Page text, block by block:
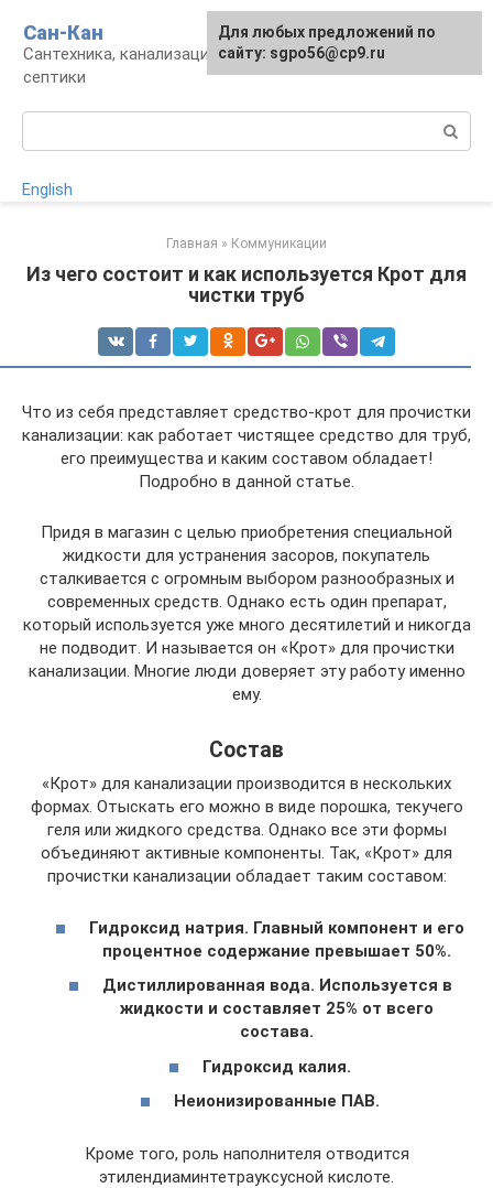
контенту
Сан-Кан
Сантехника, канализация, водопровод,
септики
English
Главная » Коммуникации
Из чего состоит и как используется Крот для
чистки труб
Что из себя представляет средство-крот для прочистки
канализации: как работает чистящее средство для труб,
его преимущества и каким составом обладает!
Подробно в данной статье.
Придя в магазин с целью приобретения специальной
жидкости для устранения засоров, покупатель
сталкивается с огромным выбором разнообразных и
современных средств. Однако есть один препарат,
который используется уже много десятилетий и никогда
не подводит. И называется он «Крот» для прочистки
канализации. Многие люди доверяет эту работу именно
ему.
Состав
«Крот» для канализации производится в нескольких
формах. Отыскать его можно в виде порошка, текучего
геля или жидкого средства. Однако все эти формы
объединяют активные компоненты. Так, «Крот» для
прочистки канализации обладает таким составом:
Гидроксид натрия. Главный компонент и его
процентное содержание превышает 50%.
Дистиллированная вода. Используется в
жидкости и составляет 25% от всего
состава.
Гидроксид калия.
Неионизированные ПАВ.
Кроме того, роль наполнителя отводится
этилендиаминтетрауксусной кислоте.
Для любых предложений по
сайту: sgpo56@cp9.ru